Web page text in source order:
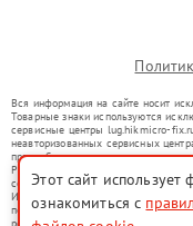
Вся информация на сайте носит
Товарные знаки используются
сервисные центры lug.hikmicro-
неавторизованных сервисных
правообладателями товарных
Ремонт осуществляется для
со статьей 1487 ГК РФ.
Использование товарных знаков не
потребителей в заблуждение, а
Этот сайт
ознакомиться с